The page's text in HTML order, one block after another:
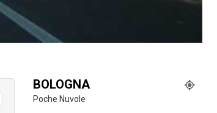
BOLOGNA
Poche Nuvole